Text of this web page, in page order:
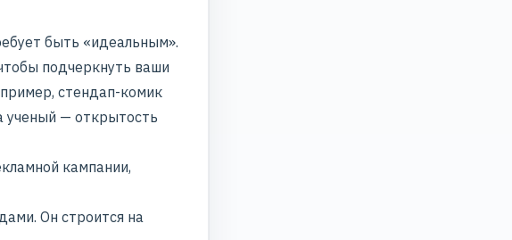
быть «идеальным».
подчеркнуть ваши
стендап-комик
ученый — открытость
кампании,
Он строится на